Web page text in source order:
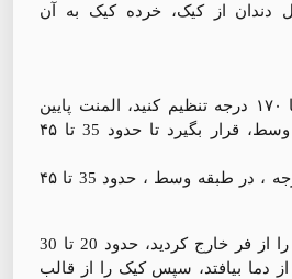
دندان از کیک، خرده کیک به آن
فر برقی : دمای ۱۶۵ تا ۱۷۰ درجه تنظیم کنید، المنت پایین
روشن باشد، در طبقه وسط، قرار بگیرد تا حدود 35 تا ۴۵
فر گازی : دمای ۱۸۰ درجه ، در طبقه وسط ، حدود 35 تا ۴۵
11.بعد از پخت که کیک را از فر خارج کردید، حدود 20 تا 30
دما بیافتد، سپس کیک را از قالب